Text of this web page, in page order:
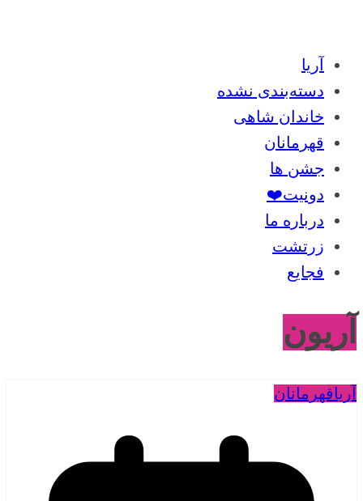
آریا
دسته‌بندی نشده
خاندان شاهی
قهرمانان
جشن ها
دونیت❤️
درباره ما
زرتشت
فجایع
آریون
آریاقهرمانان